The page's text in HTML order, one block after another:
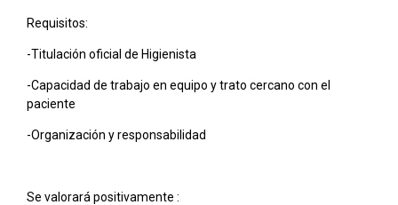
Requisitos:
-Titulación oficial de Higienista
-Capacidad de trabajo en equipo y trato cercano con el
paciente
-Organización y responsabilidad
Se valorará positivamente :